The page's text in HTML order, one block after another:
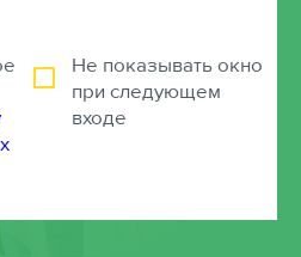
Не показывать окно
при следующем
входе